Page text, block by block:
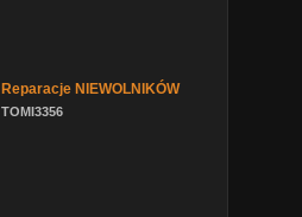
Reparacje NIEWOLNIKÓW
TOMI3356